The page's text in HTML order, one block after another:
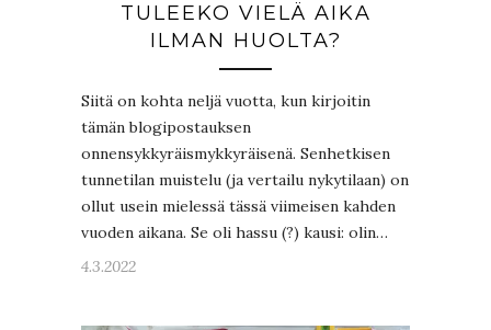
TULEEKO VIELÄ AIKA
ILMAN HUOLTA?
Siitä on kohta neljä vuotta, kun kirjoitin
tämän blogipostauksen
onnensykkyräismykkyräisenä. Senhetkisen
tunnetilan muistelu (ja vertailu nykytilaan) on
ollut usein mielessä tässä viimeisen kahden
vuoden aikana. Se oli hassu (?) kausi: olin…
4.3.2022